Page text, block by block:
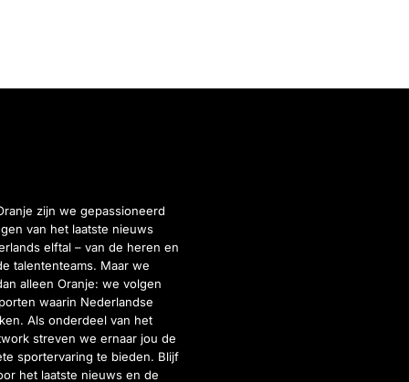
zijn we gepassioneerd
van het laatste nieuws
elftal – van de heren en
talententeams. Maar we
alleen Oranje: we volgen
waarin Nederlandse
Als onderdeel van het
streven we ernaar jou de
sportervaring te bieden. Blijf
het laatste nieuws en de